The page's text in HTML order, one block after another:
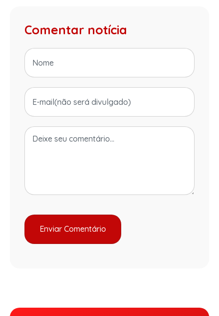
Comentar notícia